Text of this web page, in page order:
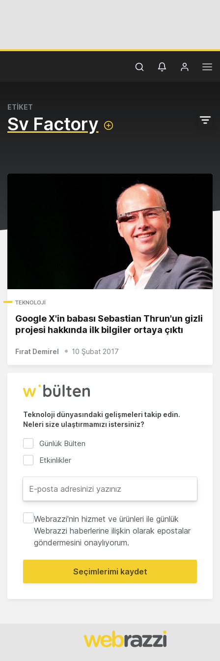
ETİKET
Sv Factory
TEKNOLOJI
Google X'in babası Sebastian Thrun'un gizli
projesi hakkında ilk bilgiler ortaya çıktı
Fırat Demirel 10 Şubat 2017
Teknoloji dünyasındaki gelişmeleri takip edin.
Neleri size ulaştırmamızı istersiniz?
Günlük Bülten
Etkinlikler
Webrazzi'nin hizmet ve ürünleri ile günlük
Webrazzi haberlerine ilişkin olarak epostalar
göndermesini onaylıyorum.
Seçimlerimi kaydet